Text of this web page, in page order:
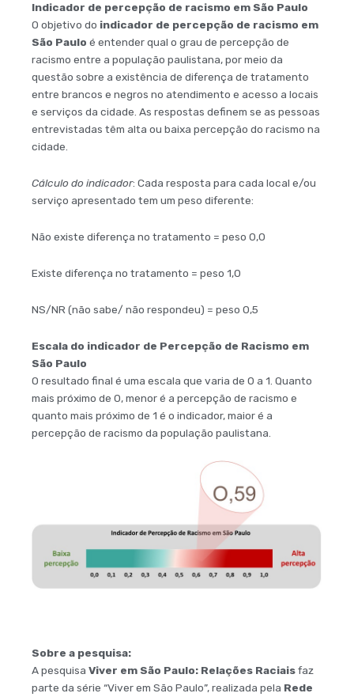
Indicador de percepção de racismo em São Paulo
O objetivo do indicador de percepção de racismo em
São Paulo é entender qual o grau de percepção de
racismo entre a população paulistana, por meio da
questão sobre a existência de diferença de tratamento
entre brancos e negros no atendimento e acesso a locais
e serviços da cidade. As respostas definem se as pessoas
entrevistadas têm alta ou baixa percepção do racismo na
cidade.
Cálculo do indicador: Cada resposta para cada local e/ou
serviço apresentado tem um peso diferente:
Não existe diferença no tratamento = peso 0,0
Existe diferença no tratamento = peso 1,0
NS/NR (não sabe/ não respondeu) = peso 0,5
Escala do indicador de Percepção de Racismo em
São Paulo
O resultado final é uma escala que varia de 0 a 1. Quanto
mais próximo de 0, menor é a percepção de racismo e
quanto mais próximo de 1 é o indicador, maior é a
percepção de racismo da população paulistana.
Sobre a pesquisa:
A pesquisa Viver em São Paulo: Relações Raciaisfaz
parte da série “Viver em São Paulo”, realizada pela Rede